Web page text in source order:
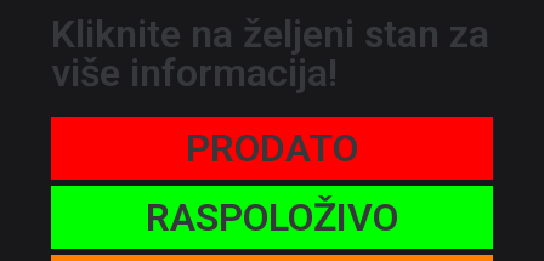
Kliknite na željeni stan za
više informacija!
PRODATO
RASPOLOŽIVO